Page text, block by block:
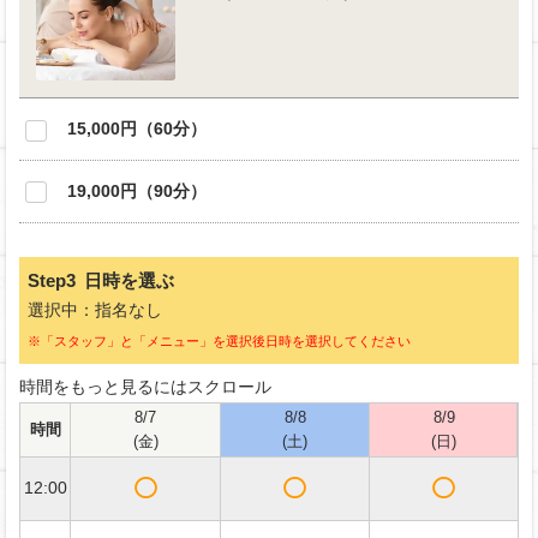
15,000円（60分）
19,000円（90分）
Step3 日時を選ぶ
選択中：指名なし
※「スタッフ」と「メニュー」を選択後日時を選択してください
時間をもっと見るにはスクロール
時間
8/7
(金)
8/8
(土)
8/9
(日)
12:00